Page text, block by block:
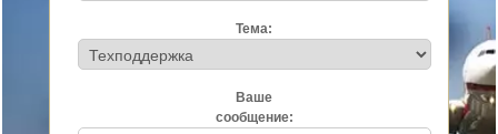
Тема:
Ваше
сообщение: